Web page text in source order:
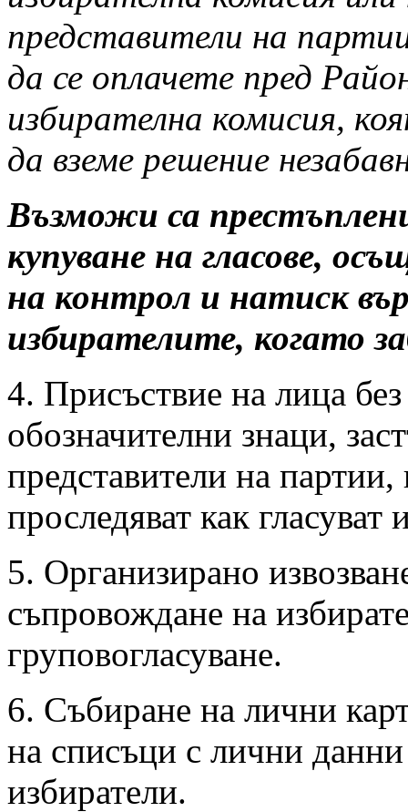
представители на
да се оплачете пред
избирателна комисия,
да вземе решение
Възможи са
купуване на гласове,
на контрол и натиск
избирателите, когато
4. Присъствие на лица без
обозначителни знаци,
представители на партии,
проследяват как гласуват
5. Организирано
съпровождане на
груповогласуване.
6. Събиране на лични
на списъци с лични
избиратели.